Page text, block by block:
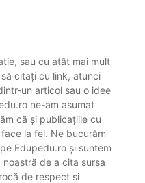
sau cu atât mai mult
citați cu link, atunci
un articol sau o idee
ne-am asumat
că și publicațiile cu
la fel. Ne bucurăm
Edupedu.ro și suntem
de a cita sursa
de respect și